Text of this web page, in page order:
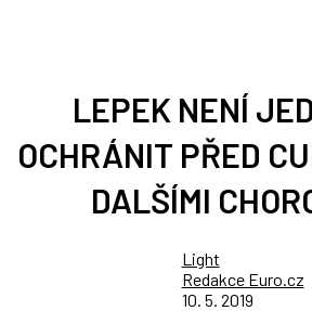
LEPEK NENÍ
OCHRÁNIT PŘED
DALŠÍMI
Light
Redakce Euro.cz
10. 5. 2019